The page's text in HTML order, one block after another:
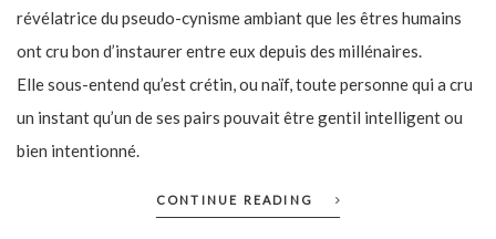
révélatrice du pseudo-cynisme ambiant que les êtres humains
ont cru bon d’instaurer entre eux depuis des millénaires.
Elle sous-entend qu’est crétin, ou naïf, toute personne qui a cru
un instant qu’un de ses pairs pouvait être gentil intelligent ou
bien intentionné.
CONTINUE READING